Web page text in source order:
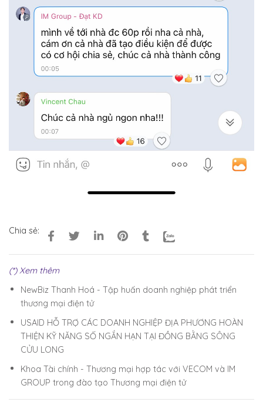
Chia sẻ:
(*) Xem thêm
NewBiz Thanh Hoá - Tập huấn doanh nghiệp phát triển
thương mại điện tử
USAID HỖ TRỢ CÁC DOANH NGHIỆP ĐỊA PHƯƠNG HOÀN
THIỆN KỸ NĂNG SỐ NGẮN HẠN TẠI ĐỒNG BẰNG SÔNG
CỬU LONG
Khoa Tài chính - Thương mại hợp tác với VECOM và IM
GROUP trong đào tạo Thương mại điện tử